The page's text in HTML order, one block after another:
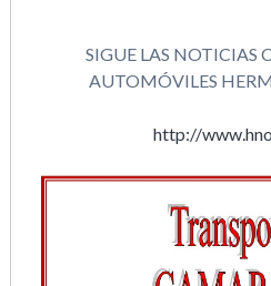
SIGUE LAS NOTICIAS
AUTOMÓVILES
http://